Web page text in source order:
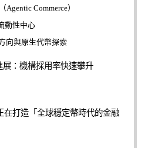
Agentic Commerce）
動性中心
向與原生代幣探索
展：機構採用率快速攀升
在打造「全球穩定幣時代的金融